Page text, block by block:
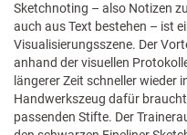
Sketchnoting – also Notizen
auch aus Text bestehen – ist
Visualisierungsszene. Der
anhand der visuellen
längerer Zeit schneller wieder
Handwerkszeug dafür
passenden Stifte. Der